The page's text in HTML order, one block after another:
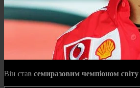
Він став семиразовим чемпіоном світу